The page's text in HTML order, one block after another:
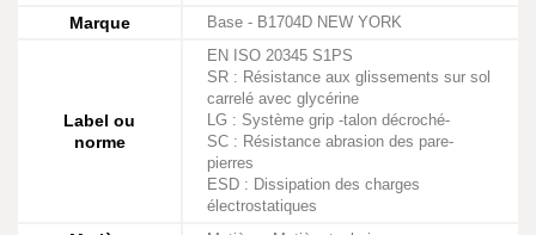
Marque Base - B1704D NEW YORK
Label ou
norme
EN ISO 20345 S1PS
SR : Résistance aux glissements sur sol
carrelé avec glycérine
LG : Système grip -talon décroché-
SC : Résistance abrasion des pare-
pierres
ESD : Dissipation des charges
électrostatiques